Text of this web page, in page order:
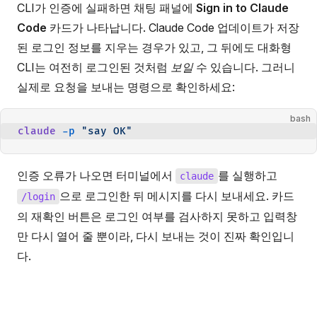
CLI가 인증에 실패하면 채팅 패널에 Sign in to Claude
Code 카드가 나타납니다. Claude Code 업데이트가 저장
된 로그인 정보를 지우는 경우가 있고, 그 뒤에도 대화형
CLI는 여전히 로그인된 것처럼 보일수 있습니다. 그러니
실제로 요청을 보내는 명령으로 확인하세요:
bash
claude -p "say OK"
인증 오류가 나오면 터미널에서 claude 를 실행하고
/login 으로 로그인한 뒤 메시지를 다시 보내세요. 카드
의 재확인 버튼은 로그인 여부를 검사하지 못하고 입력창
만 다시 열어 줄 뿐이라, 다시 보내는 것이 진짜 확인입니
다.